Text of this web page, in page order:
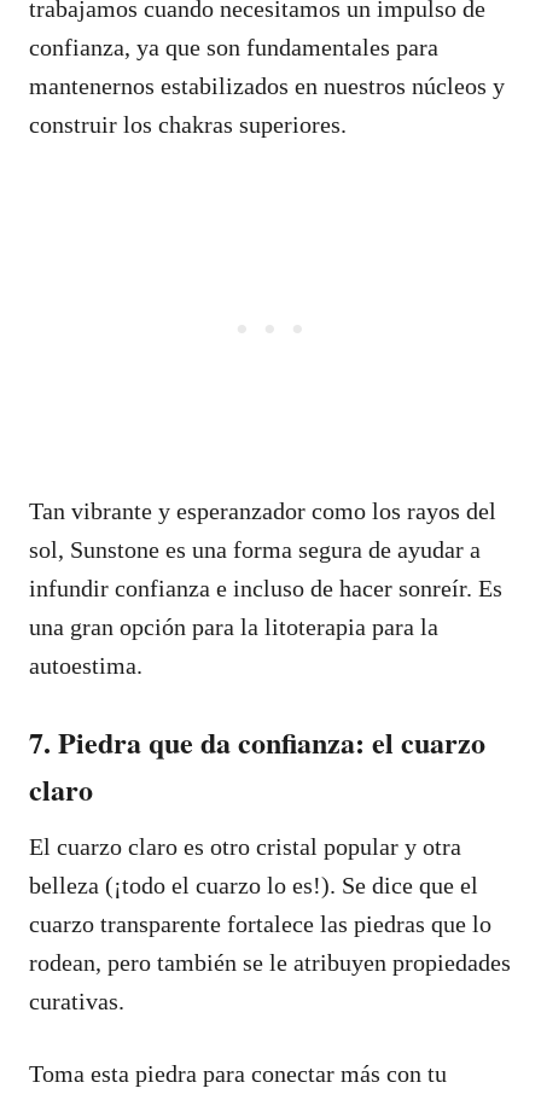
trabajamos cuando necesitamos un impulso de
confianza, ya que son fundamentales para
mantenernos estabilizados en nuestros núcleos y
construir los chakras superiores.
Tan vibrante y esperanzador como los rayos del
sol, Sunstone es una forma segura de ayudar a
infundir confianza e incluso de hacer sonreír. Es
una gran opción para la litoterapia para la
autoestima.
7. Piedra que da confianza: el cuarzo
claro
El cuarzo claro es otro cristal popular y otra
belleza (¡todo el cuarzo lo es!). Se dice que el
cuarzo transparente fortalece las piedras que lo
rodean, pero también se le atribuyen propiedades
curativas.
Toma esta piedra para conectar más con tu